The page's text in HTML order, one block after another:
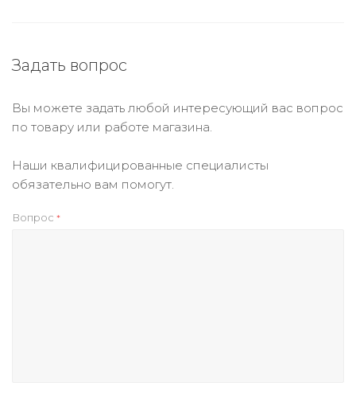
Задать вопрос
Вы можете задать любой интересующий вас вопрос
по товару или работе магазина.
Наши квалифицированные специалисты
обязательно вам помогут.
Вопрос *